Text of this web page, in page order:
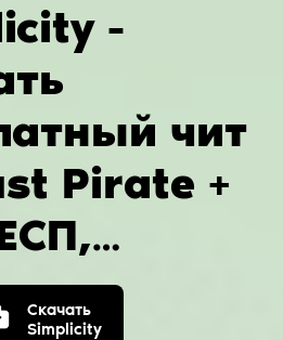
-
чит
Pirate +
Аимбот)
Скачать
Simplicity